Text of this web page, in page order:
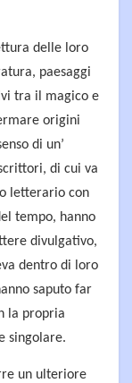
delle loro
paesaggi
tra il magico e
origini
di un’
di cui va
letterario con
tempo, hanno
divulgativo,
dentro di loro
saputo far
la propria
singolare.
un ulteriore